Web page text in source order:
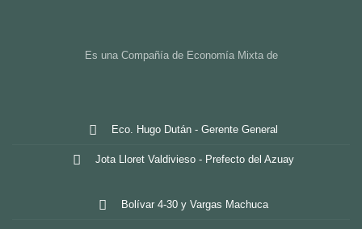
Es una Compañía de Economía Mixta de
Eco. Hugo Dután - Gerente General
Jota Lloret Valdivieso - Prefecto del Azuay
Bolívar 4-30 y Vargas Machuca